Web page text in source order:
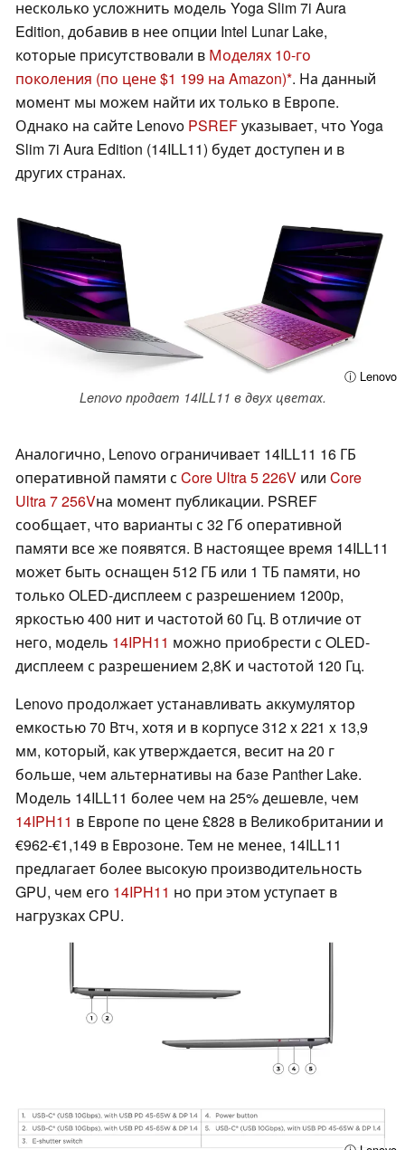
несколько усложнить модель Yoga Slim 7i Aura
Edition, добавив в нее опции Intel Lunar Lake,
которые присутствовали в Моделях 10-го
поколения (по цене $1 199 на Amazon) . На данный
момент мы можем найти их только в Европе.
Однако на сайте Lenovo PSREFуказывает, что Yoga
Slim 7i Aura Edition (14ILL11) будет доступен и в
других странах.
ⓘ Lenovo
Lenovo продает 14ILL11 в двух цветах.
Аналогично, Lenovo ограничивает 14ILL11 16 ГБ
оперативной памяти с Core Ultra 5 226V или Core
Ultra 7 256Vна момент публикации. PSREF
сообщает, что варианты с 32 Гб оперативной
памяти все же появятся. В настоящее время 14ILL11
может быть оснащен 512 ГБ или 1 ТБ памяти, но
только OLED-дисплеем с разрешением 1200p,
яркостью 400 нит и частотой 60 Гц. В отличие от
него, модель 14IPH11 можно приобрести с OLED-
дисплеем с разрешением 2,8K и частотой 120 Гц.
Lenovo продолжает устанавливать аккумулятор
емкостью 70 Втч, хотя и в корпусе 312 x 221 x 13,9
мм, который, как утверждается, весит на 20 г
больше, чем альтернативы на базе Panther Lake.
Модель 14ILL11 более чем на 25% дешевле, чем
14IPH11 в Европе по цене £828 в Великобритании и
€962-€1,149 в Еврозоне. Тем не менее, 14ILL11
предлагает более высокую производительность
GPU, чем его 14IPH11 но при этом уступает в
нагрузках CPU.